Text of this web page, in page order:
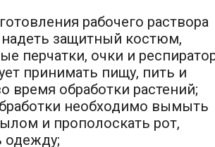
рабочего раствора
надеть защитный костюм,
перчатки, очки и
принимать пищу, пить и
время обработки растений;
необходимо вымыть
и прополоскать рот,
одежду;